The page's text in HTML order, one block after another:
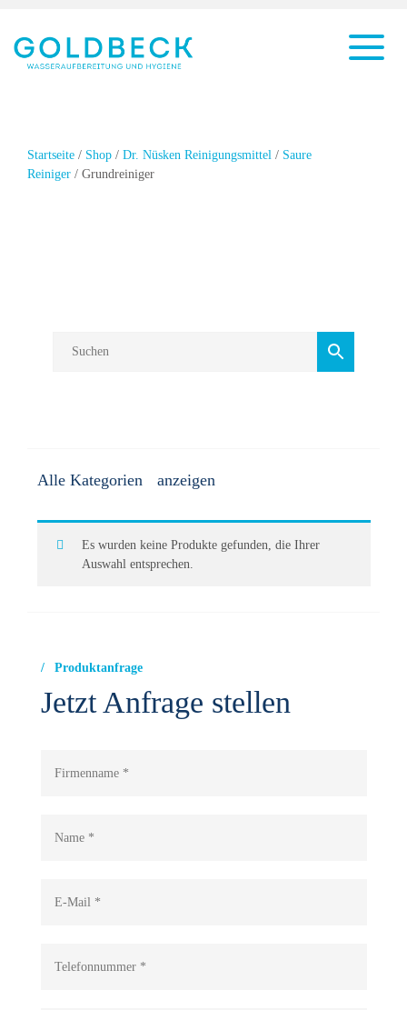
Startseite / Shop / Dr. Nüsken Reinigungsmittel / Saure
Reiniger / Grundreiniger
Alle Kategorien
Chlordioxid-Dosieranlagen
Chlorgas-Dosiertechnik
Es wurden keine Produkte gefunden, die Ihrer
Auswahl entsprechen.
Produktanfrage
Jetzt Anfrage stellen